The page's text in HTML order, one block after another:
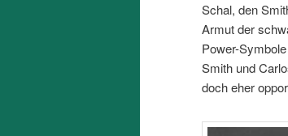
Schal, den
Armut der
Power-
Smith und
doch eher